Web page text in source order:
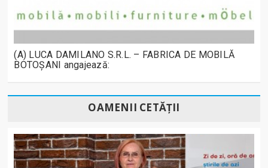
(A) LUCA DAMILANO S.R.L. – FABRICA DE MOBILĂ
BOTOȘANI angajează:
OAMENII CETĂȚII